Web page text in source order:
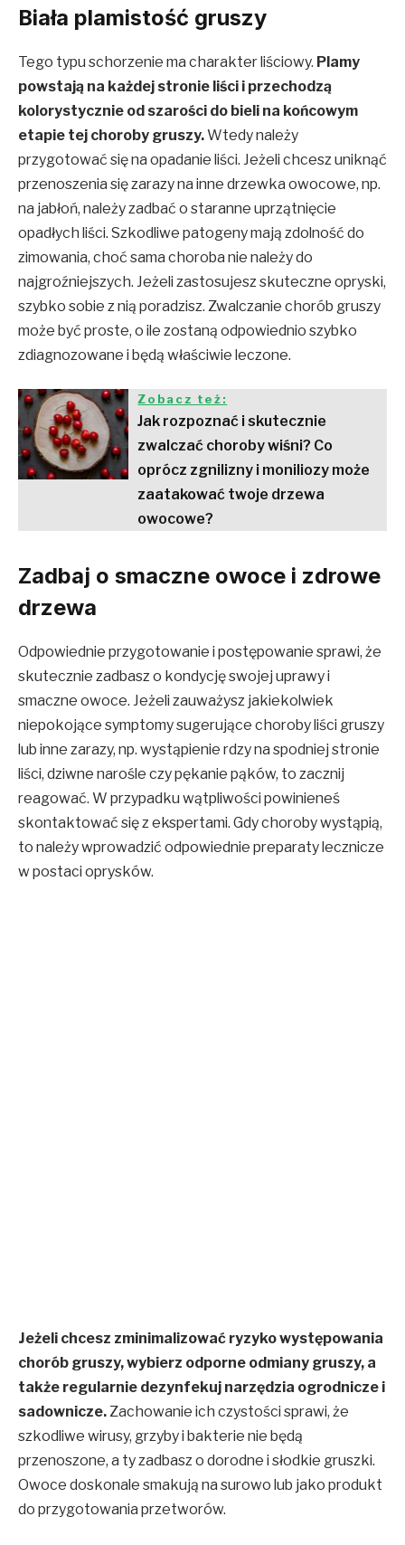
Biała plamistość gruszy
Tego typu schorzenie ma charakter liściowy. Plamy
powstają na każdej stronie liści i przechodzą
kolorystycznie od szarości do bieli na końcowym
etapie tej choroby gruszy.Wtedy należy
przygotować się na opadanie liści. Jeżeli chcesz uniknąć
przenoszenia się zarazy na inne drzewka owocowe, np.
na jabłoń, należy zadbać o staranne uprzątnięcie
opadłych liści. Szkodliwe patogeny mają zdolność do
zimowania, choć sama choroba nie należy do
najgroźniejszych. Jeżeli zastosujesz skuteczne opryski,
szybko sobie z nią poradzisz. Zwalczanie chorób gruszy
może być proste, o ile zostaną odpowiednio szybko
zdiagnozowane i będą właściwie leczone.
Zobacz też:
Jak rozpoznać i skutecznie
zwalczać choroby wiśni? Co
oprócz zgnilizny i moniliozy może
zaatakować twoje drzewa
owocowe?
Zadbaj o smaczne owoce i zdrowe
drzewa
Odpowiednie przygotowanie i postępowanie sprawi, że
skutecznie zadbasz o kondycję swojej uprawy i
smaczne owoce. Jeżeli zauważysz jakiekolwiek
niepokojące symptomy sugerujące choroby liści gruszy
lub inne zarazy, np. wystąpienie rdzy na spodniej stronie
liści, dziwne narośle czy pękanie pąków, to zacznij
reagować. W przypadku wątpliwości powinieneś
skontaktować się z ekspertami. Gdy choroby wystąpią,
to należy wprowadzić odpowiednie preparaty lecznicze
w postaci oprysków.
Jeżeli chcesz zminimalizować ryzyko występowania
chorób gruszy, wybierz odporne odmiany gruszy, a
także regularnie dezynfekuj narzędzia ogrodnicze i
sadownicze.Zachowanie ich czystości sprawi, że
szkodliwe wirusy, grzyby i bakterie nie będą
przenoszone, a ty zadbasz o dorodne i słodkie gruszki.
Owoce doskonale smakują na surowo lub jako produkt
do przygotowania przetworów.